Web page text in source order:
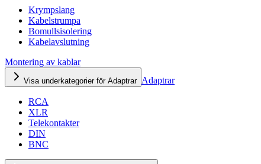
Krympslang
Kabelstrumpa
Bomullsisolering
Kabelavslutning
Montering av kablar
Visa underkategorier för Adaptrar Adaptrar
RCA
XLR
Telekontakter
DIN
BNC